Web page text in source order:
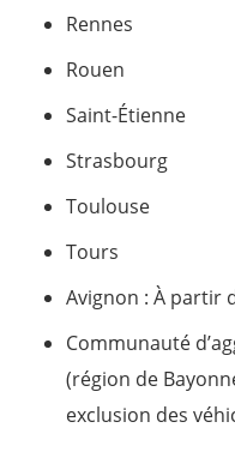
Rennes
Rouen
Saint-Étienne
Strasbourg
Toulouse
Tours
Avignon : À partir
Communauté
(région de
exclusion des